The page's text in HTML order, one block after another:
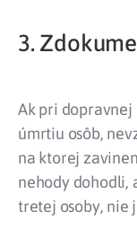
3.
Ak pri dopravnej
úmrtiu osôb,
na ktorej
nehody dohodli,
tretej osoby, nie